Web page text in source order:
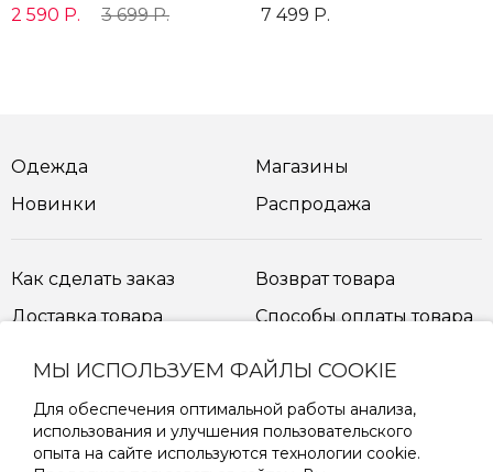
2 590 Р.
3 699 Р.
7 499 Р.
Одежда
Новинки
Магазины
Распродажа
Как сделать заказ
Доставка товара
Возврат товара
Способы оплаты товара
МЫ ИСПОЛЬЗУЕМ ФАЙЛЫ COOKIE
Для обеспечения оптимальной работы анализа,
использования и улучшения пользовательского
опыта на сайте используются технологии cookie.